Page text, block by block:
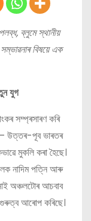
ব্লুমে স্থানীয়
সম্ভাৱনাৰ বিষয়ে এক
যুগ
সম্প্ৰসাৰণ কৰি
— উত্তৰ-পূব ভাৰতৰ
মুকলি কৰা হৈছে।
নাদিম পত্নি আৰু
অঞ্চলটোৰ আচবাব
গুৰুত্ব আৰোপ কৰিছে।